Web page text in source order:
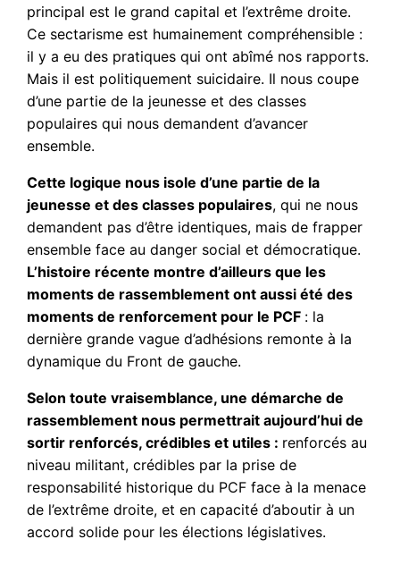
principal est le grand capital et l’extrême droite.
Ce sectarisme est humainement compréhensible :
il y a eu des pratiques qui ont abîmé nos rapports.
Mais il est politiquement suicidaire. Il nous coupe
d’une partie de la jeunesse et des classes
populaires qui nous demandent d’avancer
ensemble.
Cette logique nous isole d’une partie de la
jeunesse et des classes populaires, qui ne nous
demandent pas d’être identiques, mais de frapper
ensemble face au danger social et démocratique.
L’histoire récente montre d’ailleurs que les
moments de rassemblement ont aussi été des
moments de renforcement pour le PCF : la
dernière grande vague d’adhésions remonte à la
dynamique du Front de gauche.
Selon toute vraisemblance, une démarche de
rassemblement nous permettrait aujourd’hui de
sortir renforcés, crédibles et utiles : renforcés au
niveau militant, crédibles par la prise de
responsabilité historique du PCF face à la menace
de l’extrême droite, et en capacité d’aboutir à un
accord solide pour les élections législatives.